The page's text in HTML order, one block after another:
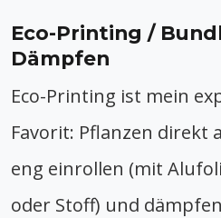
Eco-Printing /
Dämpfen
Eco-Printing ist mein
Favorit: Pflanzen direkt
eng einrollen (mit
oder Stoff) und